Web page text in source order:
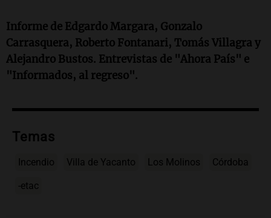
Informe de Edgardo Margara, Gonzalo
Carrasquera, Roberto Fontanari, Tomás Villagra y
Alejandro Bustos. Entrevistas de "Ahora País" e
"Informados, al regreso".
Temas
Incendio Villa de Yacanto Los Molinos Córdoba
-etac